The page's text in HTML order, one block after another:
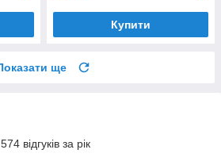
Купити
ще
відгуків за рік